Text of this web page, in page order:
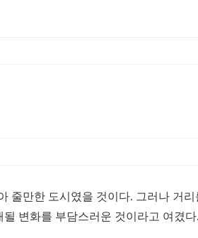
줄만한 도시였을 것이다. 그러나 거
변화를 부담스러운 것이라고 여겼